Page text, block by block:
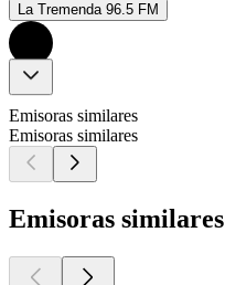
La Tremenda 96.5 FM
Emisoras similares
Emisoras similares
Emisoras similares